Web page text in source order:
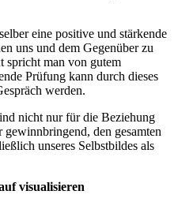
eine positive und stärkende
uns und dem Gegenüber zu
spricht man von gutem
Prüfung kann durch dieses
werden.
nicht nur für die Beziehung
den gesamten
unseres Selbstbildes als
visualisieren